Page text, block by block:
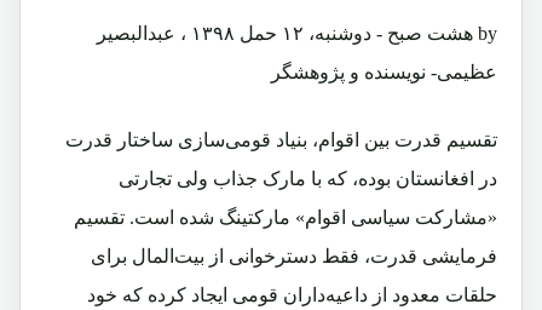
by هشت صبح - دوشنبه، ۱۲ حمل ۱۳۹۸ ، عبدالبصیر
عظیمی- نویسنده و پژوهشگر
تقسیم قدرت بین اقوام، بنیاد قومی‌سازی ساختار قدرت
در افغانستان بوده، که با مارک جذاب ولی تجارتی
«مشارکت سیاسی اقوام» مارکتینگ شده است. تقسیم
فرمایشی قدرت، فقط دستر‌خوانی از بیت‌المال برای
حلقات معدود از داعیه‌داران قومی ایجاد کرده که خود